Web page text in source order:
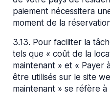
paiement nécessitera
moment de la
3.13. Pour faciliter la
tels que « coût de la
maintenant » et « Payer
être utilisés sur le site
maintenant » se réfère